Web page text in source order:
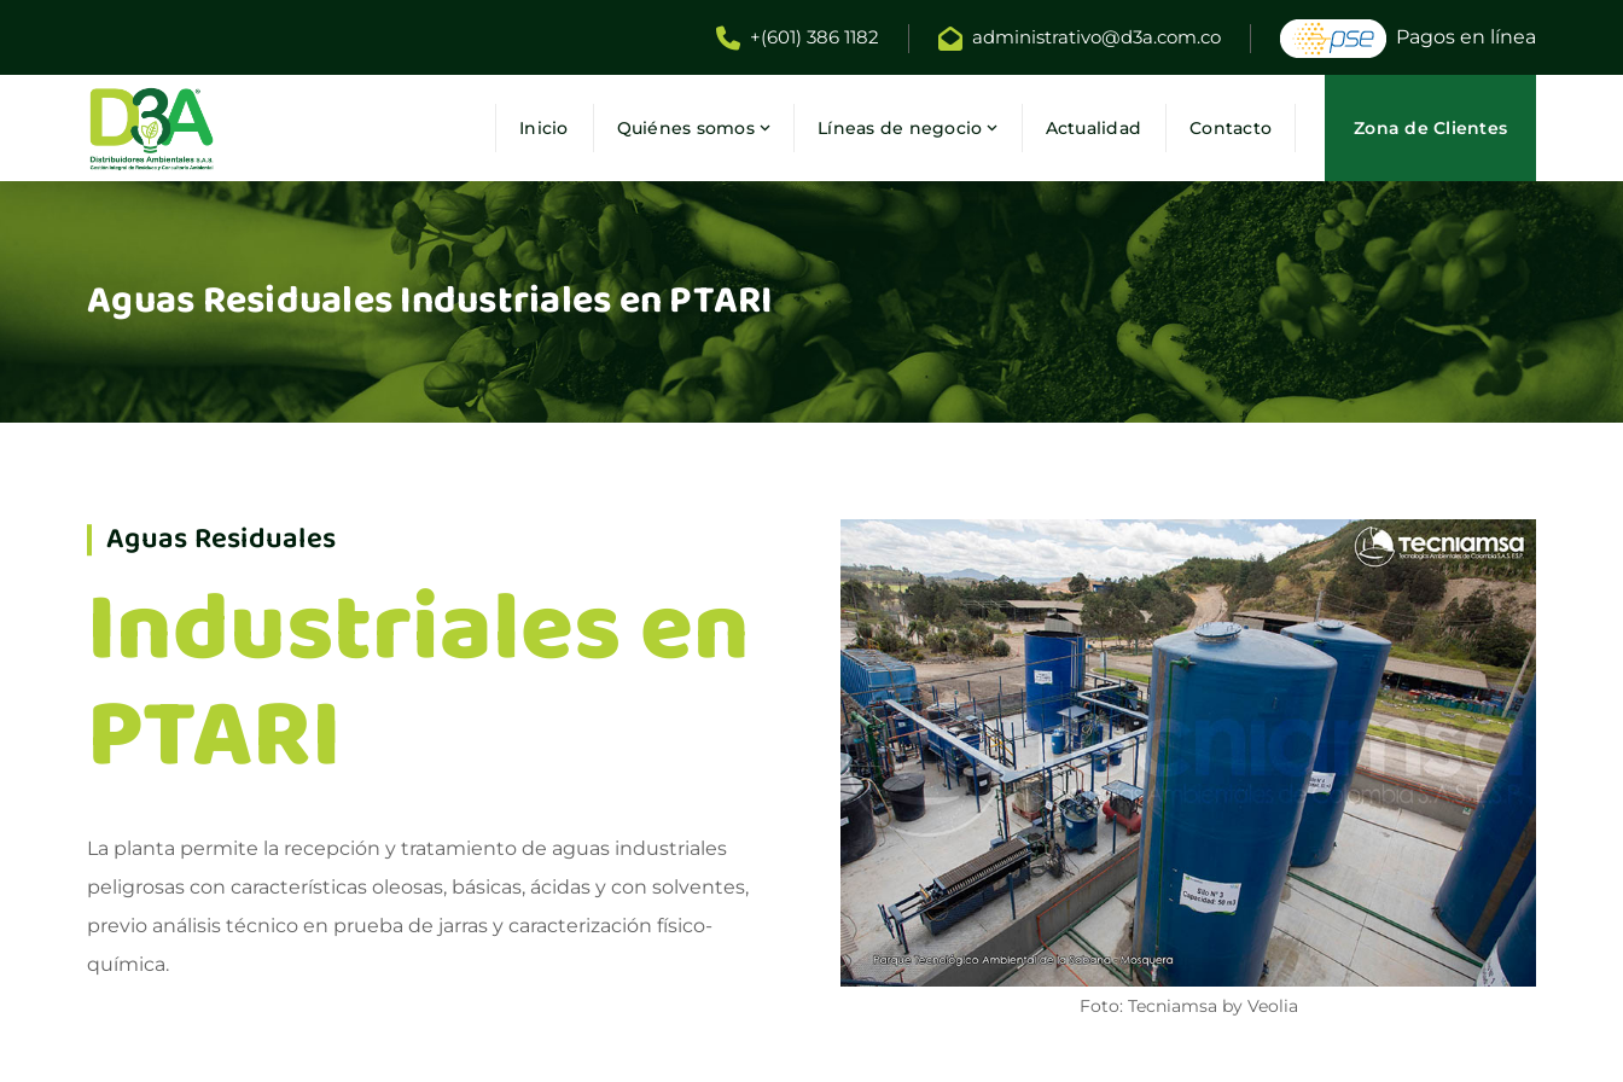
Pagos en línea
administrativo@d3a.com.co
+(601) 386 1182
Zona de Clientes
Inicio Quiénes somos Líneas de negocio Actualidad Contacto
Aguas Residuales Industriales en PTARI
Aguas Residuales
Industriales en
PTARI
La planta permite la recepción y tratamiento de aguas industriales
peligrosas con características oleosas, básicas, ácidas y con solventes,
previo análisis técnico en prueba de jarras y caracterización físico-
química.
Foto: Tecniamsa by Veolia